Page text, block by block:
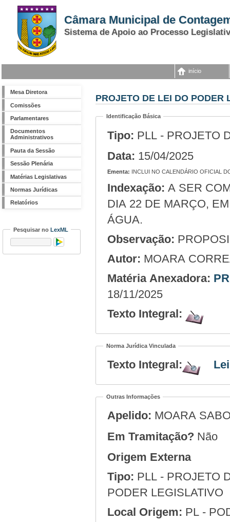
Câmara Municipal de
Sistema de Apoio ao Processo
início
Mesa Diretora
Comissões
Parlamentares
Documentos
Administrativos
Pauta da Sessão
Sessão Plenária
Matérias Legislativas
Normas Jurídicas
Relatórios
Pesquisar no LexML
PROJETO DE LEI DO PODER
Identificação Básica
Tipo: PLL - PROJETO
Data: 15/04/2025
Ementa: INCLUI NO CALENDÁRIO OFICIAL
Indexação:
DIA 22 DE MARÇO,
ÁGUA.
Observação:
Autor: MOARA
Matéria Anexadora:
18/11/2025
Texto Integral:
Norma Jurídica Vinculada
Texto Integral:
Outras Informações
Apelido: MOARA
Em Tramitação? Não
Origem Externa
Tipo: PLL - PROJETO
PODER LEGISLATIVO
Local Origem: PL -